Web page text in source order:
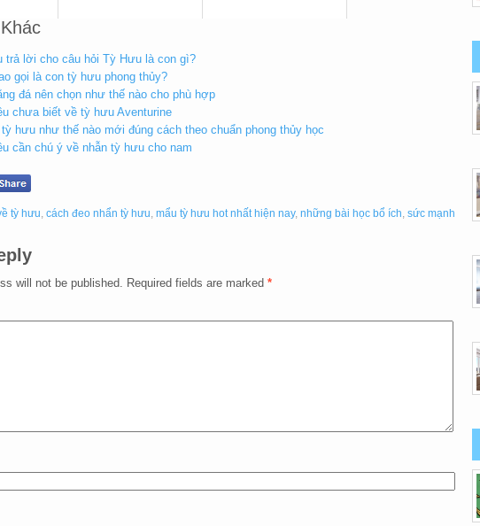
trả lời cho câu hỏi Tỳ Hưu là con gì?
gọi là con tỳ hưu phong thủy?
đá nên chọn như thế nào cho phù hợp
chưa biết về tỳ hưu Aventurine
hưu như thế nào mới đúng cách theo chuẩn phong thủy học
cần chú ý về nhẫn tỳ hưu cho nam
tỳ hưu, cách đeo nhẩn tỳ hưu, mẩu tỳ hưu hot nhất hiện nay, những bài học bổ ích, sức mạnh
will not be published. Required fields are marked *